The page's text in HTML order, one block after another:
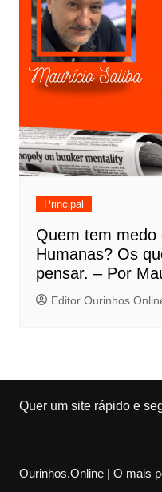
Principal
Quem tem
Humanas? Os
pensar. – Por
Editor Ourinhos
Quer um site rápido e
Ourinhos.Online | O mais